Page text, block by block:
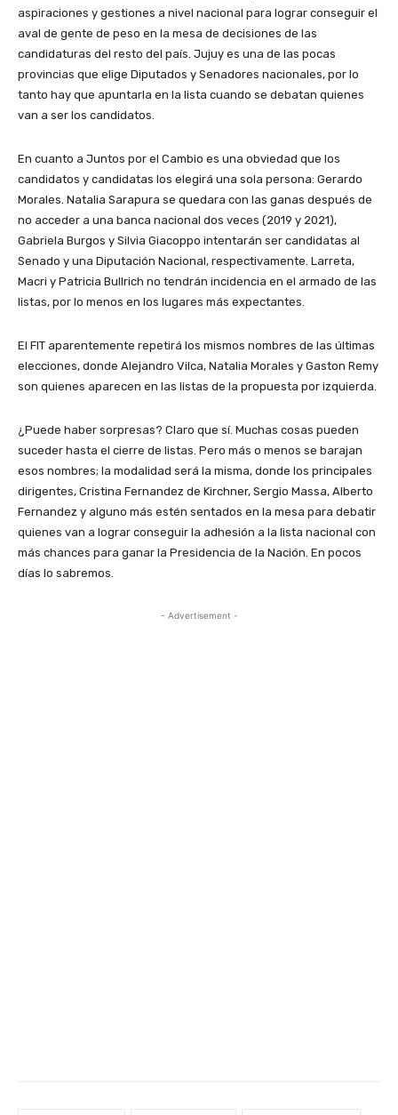
aspiraciones y gestiones a nivel nacional para lograr conseguir el
aval de gente de peso en la mesa de decisiones de las
candidaturas del resto del país. Jujuy es una de las pocas
provincias que elige Diputados y Senadores nacionales, por lo
tanto hay que apuntarla en la lista cuando se debatan quienes
van a ser los candidatos.
En cuanto a Juntos por el Cambio es una obviedad que los
candidatos y candidatas los elegirá una sola persona: Gerardo
Morales. Natalia Sarapura se quedara con las ganas después de
no acceder a una banca nacional dos veces (2019 y 2021),
Gabriela Burgos y Silvia Giacoppo intentarán ser candidatas al
Senado y una Diputación Nacional, respectivamente. Larreta,
Macri y Patricia Bullrich no tendrán incidencia en el armado de las
listas, por lo menos en los lugares más expectantes.
El FIT aparentemente repetirá los mismos nombres de las últimas
elecciones, donde Alejandro Vilca, Natalia Morales y Gaston Remy
son quienes aparecen en las listas de la propuesta por izquierda.
¿Puede haber sorpresas? Claro que sí. Muchas cosas pueden
suceder hasta el cierre de listas. Pero más o menos se barajan
esos nombres; la modalidad será la misma, donde los principales
dirigentes, Cristina Fernandez de Kirchner, Sergio Massa, Alberto
Fernandez y alguno más estén sentados en la mesa para debatir
quienes van a lograr conseguir la adhesión a la lista nacional con
más chances para ganar la Presidencia de la Nación. En pocos
días lo sabremos.
- Advertisement -